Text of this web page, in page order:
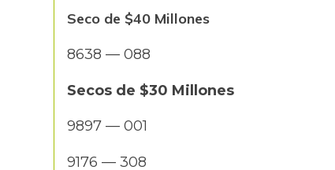
Seco de $40 Millones
8638 — 088
Secos de $30 Millones
9897 — 001
9176 — 308